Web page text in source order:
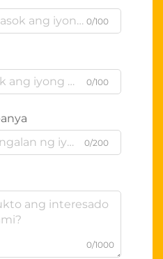
0/100
0/100
0/200
0/1000